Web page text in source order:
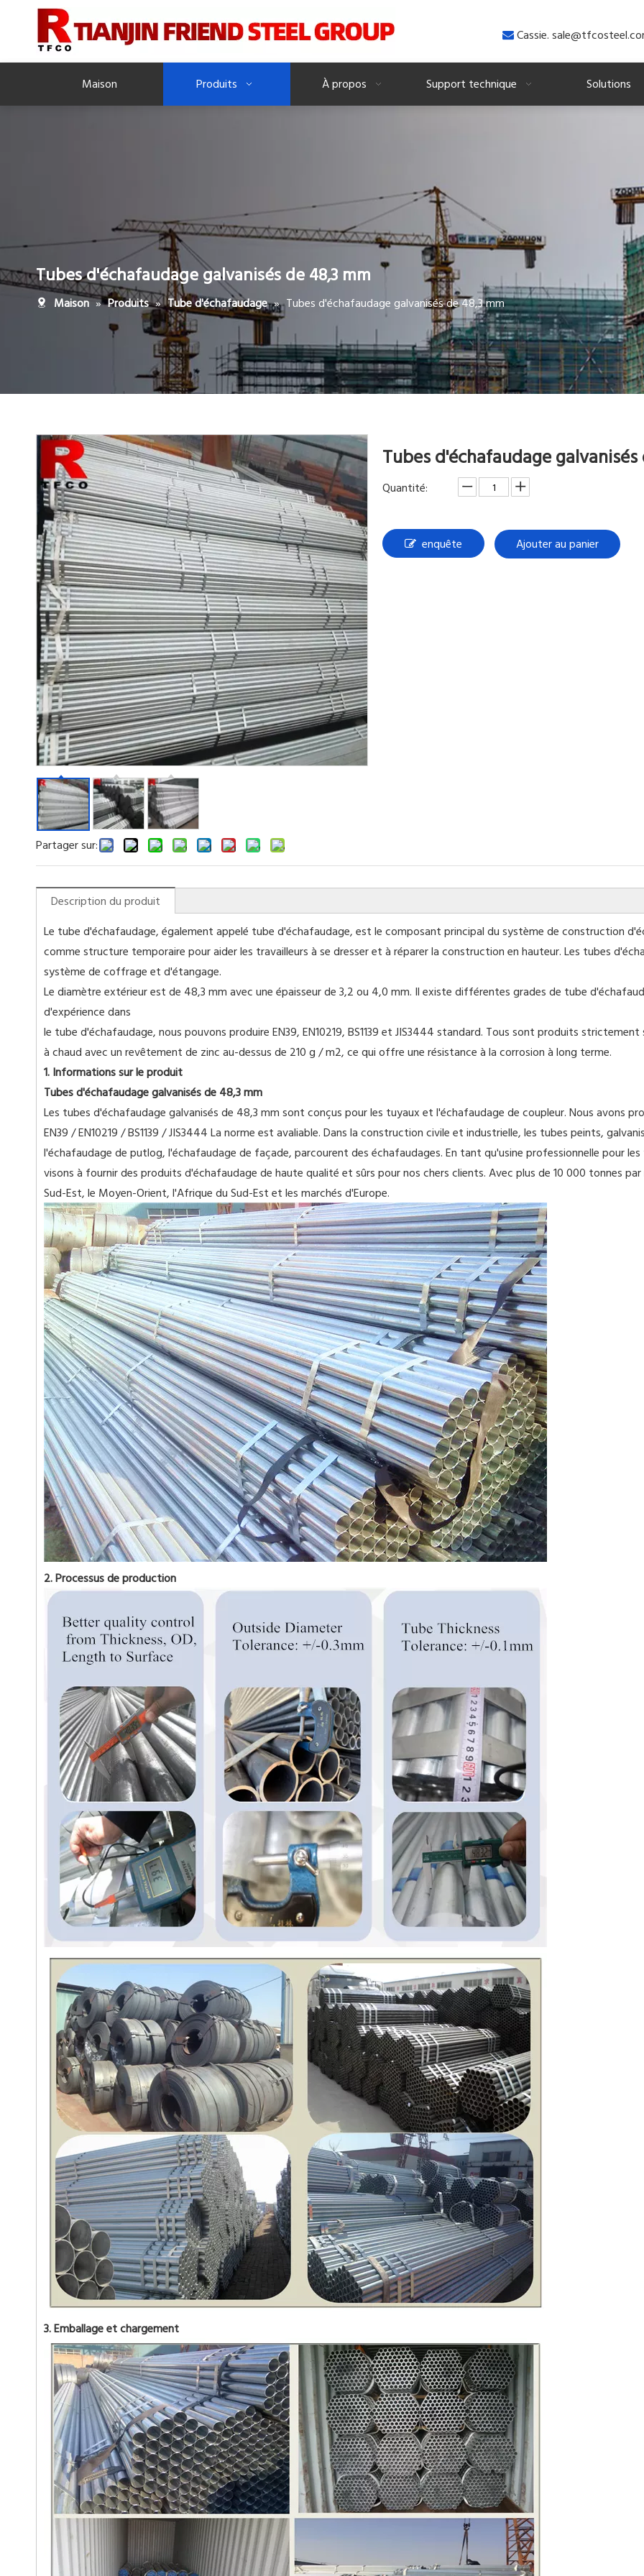
 Cassie.
Maison Produits À propos Support technique Solutions
Tubes d'échafaudage galvanisés de 48,3 mm
Maison » Produits » Tube d'échafaudage » Tubes d'échafaudage galvanisés de 48,3 mm
Partager sur:
Tubes d'échafaudage
Quantité:
enquête Ajouter au panier
Description du produit
Le tube d'échafaudage, également appelé tube d'échafaudage, est le composant principal du système de construction
comme structure temporaire pour aider les travailleurs à se dresser et à réparer la construction en hauteur. Les tubes
système de coffrage et d'étangage.
Le diamètre extérieur est de 48,3 mm avec une épaisseur de 3,2 ou 4,0 mm. Il existe différentes grades de tube
d'expérience dans
le tube d'échafaudage, nous pouvons produire EN39, EN10219, BS1139 et JIS3444 standard. Tous sont produits
à chaud avec un revêtement de zinc au-dessus de 210 g / m2, ce qui offre une résistance à la corrosion à long terme.
1. Informations sur le produit
Tubes d'échafaudage galvanisés de 48,3 mm
Les tubes d'échafaudage galvanisés de 48,3 mm sont conçus pour les tuyaux et l'échafaudage de coupleur. Nous avons
EN39 / EN10219 / BS1139 / JIS3444 La norme est avaliable. Dans la construction civile et industrielle, les tubes peints,
l'échafaudage de putlog, l'échafaudage de façade, parcourent des échafaudages. En tant qu'usine professionnelle pour
visons à fournir des produits d'échafaudage de haute qualité et sûrs pour nos chers clients. Avec plus de 10 000 tonnes
Sud-Est, le Moyen-Orient, l'Afrique du Sud-Est et les marchés d'Europe.
2. Processus de production
3. Emballage et chargement